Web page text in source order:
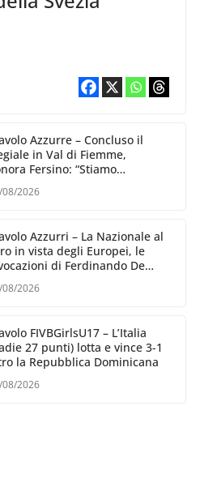
Azzurre – Concluso il
in Val di Fiemme,
Fersino: “Stiamo
poter migliorare”.
2026
Azzurri – La Nazionale al
in vista degli Europei, le
di Ferdinando De
2026
FIVBGirlsU17 – L’Italia
27 punti) lotta e vince 3-1
la Repubblica Dominicana
2026